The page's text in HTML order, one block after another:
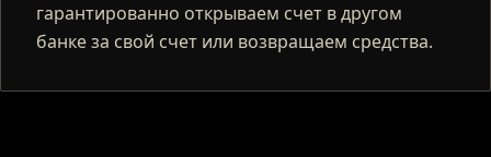
гарантированно открываем счет в другом
банке за свой счет или возвращаем средства.